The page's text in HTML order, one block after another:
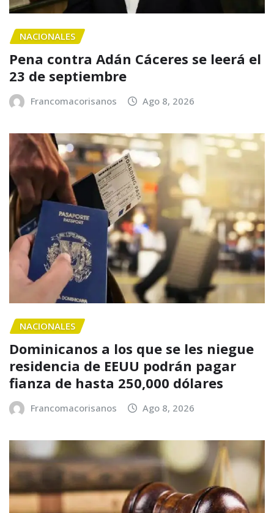
NACIONALES
Pena contra Adán Cáceres se leerá el
23 de septiembre
Francomacorisanos Ago 8, 2026
NACIONALES
Dominicanos a los que se les niegue
residencia de EEUU podrán pagar
fianza de hasta 250,000 dólares
Francomacorisanos Ago 8, 2026